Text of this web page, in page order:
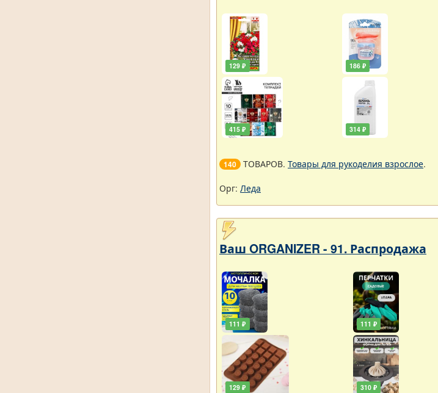
129 ₽
415 ₽
186 ₽
314 ₽
140 ТОВАРОВ. Товары для рукоделия взрослое.
Орг: Леда
Ваш ORGANIZER - 91. Распродажа
111 ₽
129 ₽
111 ₽
310 ₽